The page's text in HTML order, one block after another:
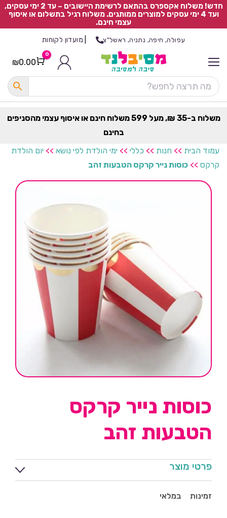
חדש! משלוח אקספרס בהתאם לרשימת היישובים – עד 2 ימי עסקים,
ועד 4 ימי עסקים למוצרים ממותגים. משלוח רגיל בתשלום או איסוף
עצמי חינם.
עפולה, חיפה, נתניה, ראשל"צ מועדון לקוחות
Cart
0
₪0.00
משלוח ב-35 ₪, מעל 599 משלוח חינם או איסוף עצמי מהסניפים
בחינם
עמוד הבית >> חנות >> כללי >> ימי הולדת לפי נושא >> יום הולדת
קרקס >> כוסות נייר קרקס הטבעות זהב
כוסות נייר קרקס
הטבעות זהב
פרטי מוצר
זמינות במלאי